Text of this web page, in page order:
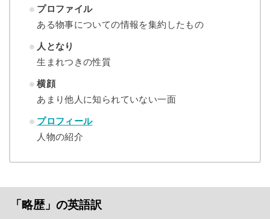
プロファイル
ある物事についての情報を集約したもの
人となり
生まれつきの性質
横顔
あまり他人に知られていない一面
プロフィール
人物の紹介
「略歴」の英語訳